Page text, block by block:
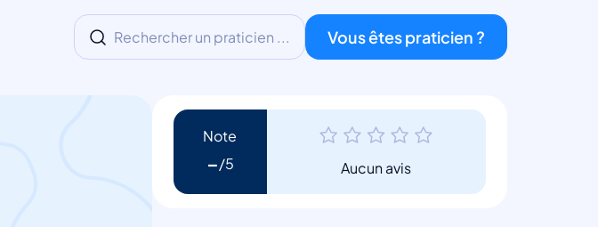
Rechercher un praticien ... Vous êtes praticien ?
Note
- Aucun avis